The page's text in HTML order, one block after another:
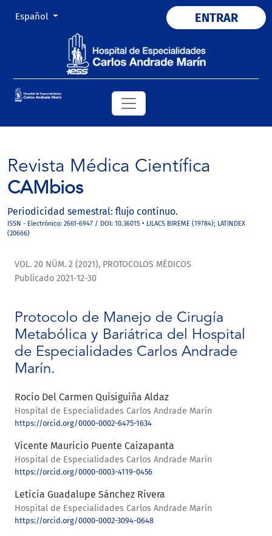
Cambiar el idioma. El actual es:
Español ENTRAR
Revista Médica Científica
CAMbios
Periodicidad semestral: flujo continuo.
ISSN - Electrónico: 2661-6947 / DOI: 10.36015 • LILACS BIREME (19784); LATINDEX
(20666)
VOL. 20 NÚM. 2 (2021), PROTOCOLOS MÉDICOS
Protocolo de Manejo de Cirugía
Metabólica y Bariátrica del Hospital
de Especialidades Carlos Andrade
Marín.
Publicado 2021-12-30
Rocio Del Carmen Quisiguiña Aldaz
Hospital de Especialidades Carlos Andrade Marín
https://orcid.org/0000-0002-6475-1634
Vicente Mauricio Puente Caizapanta
Hospital de Especialidades Carlos Andrade Marín
https://orcid.org/0000-0003-4119-0456
Leticia Guadalupe Sánchez Rivera
Hospital de Especialidades Carlos Andrade Marín
https://orcid.org/0000-0002-3094-0648